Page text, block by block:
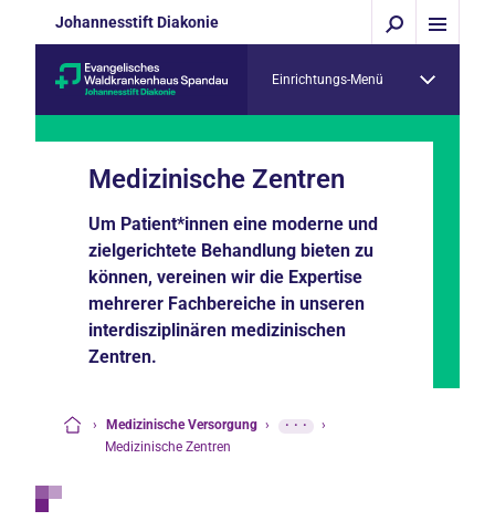
Johannesstift Diakonie
Einrichtungs-Menü
Medizinische Zentren
Um Patient*innen eine moderne und
zielgerichtete Behandlung bieten zu
können, vereinen wir die Expertise
mehrerer Fachbereiche in unseren
interdisziplinären medizinischen
Zentren.
› Medizinische Versorgung › ···
›
Medizinische Zentren